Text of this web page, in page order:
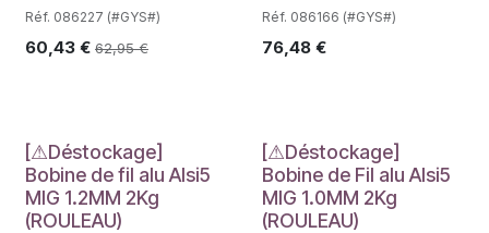
Réf. 086227 (#GYS#)
60,43 € 62,95€
Réf. 086166 (#GYS#)
76,48€
Déstockage
[⚠Déstockage]
Bobine de fil alu Alsi5
MIG 1.2MM 2Kg
(ROULEAU)
Déstockage
[⚠Déstockage]
Bobine de Fil alu Alsi5
MIG 1.0MM 2Kg
(ROULEAU)